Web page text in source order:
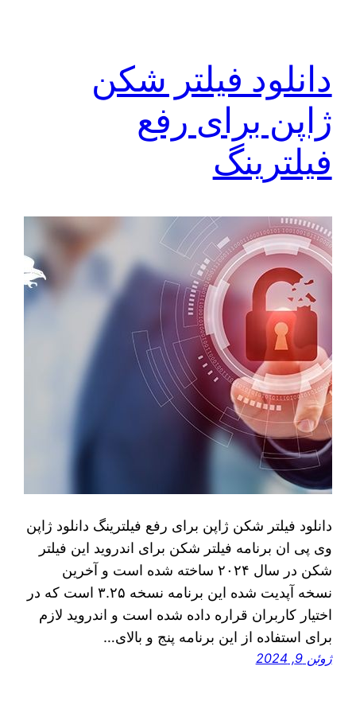
دانلود فیلتر شکن
ژاپن برای رفع
فیلترینگ
دانلود فیلتر شکن ژاپن برای رفع فیلترینگ دانلود ژاپن
وی پی ان برنامه فیلتر شکن برای اندروید این فیلتر
شکن در سال ۲۰۲۴ ساخته شده است و آخرین
نسخه آپدیت شده این برنامه نسخه ۳.۲۵ است که در
اختیار کاربران قراره داده شده است و اندروید لازم
برای استفاده از این برنامه پنج و بالای…
ژوئن 9, 2024